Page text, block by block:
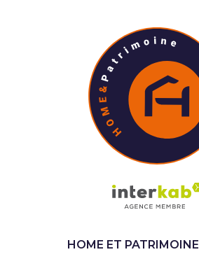
HOME ET PATRIMOINE